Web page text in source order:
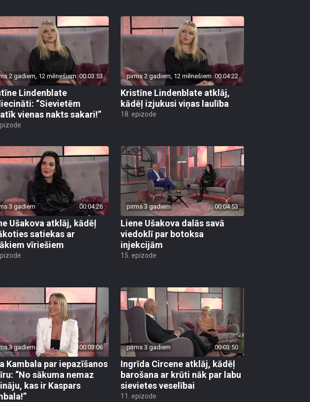
2 gadiem, 12 mēnešiem 00:03:53
Lindenblate
“Sievietēm
vienas nakts sakari!”
pirms 2 gadiem, 12 mēnešiem 00:04:22
Kristīne Lindenblate atklāj,
kādēļ izjukusi viņas laulība
18. epizode
3 gadiem 00:04:26
Ušakova atklāj, kādēļ
satiekas ar
vīriešiem
pirms 3 gadiem 00:04:53
Liene Ušakova dalās savā
viedoklī par botoksa
injekcijām
15. epizode
3 gadiem 00:03:06
Kambala par iepazīšanos
“No sākuma nemaz
kas ir Kaspars
pirms 3 gadiem 00:03:50
Ingrīda Circene atklāj, kādēļ
barošana ar krūti nāk par labu
sievietes veselībai
11. epizode